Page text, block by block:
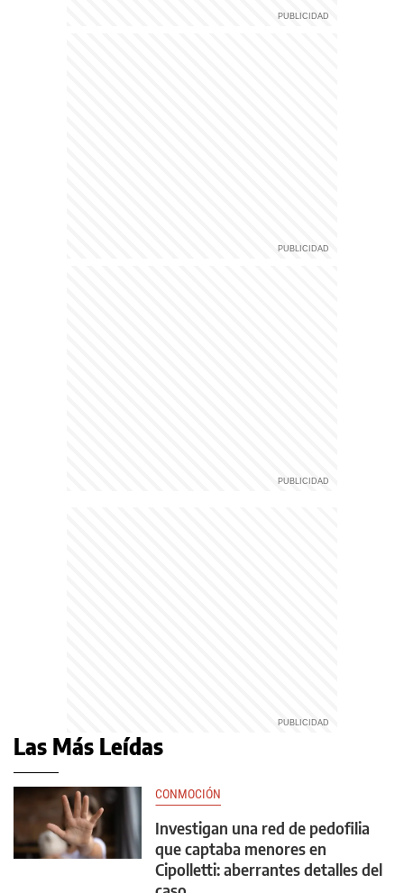
Las Más Leídas
CONMOCIÓN
Investigan una red de pedofilia
que captaba menores en
Cipolletti: aberrantes detalles del